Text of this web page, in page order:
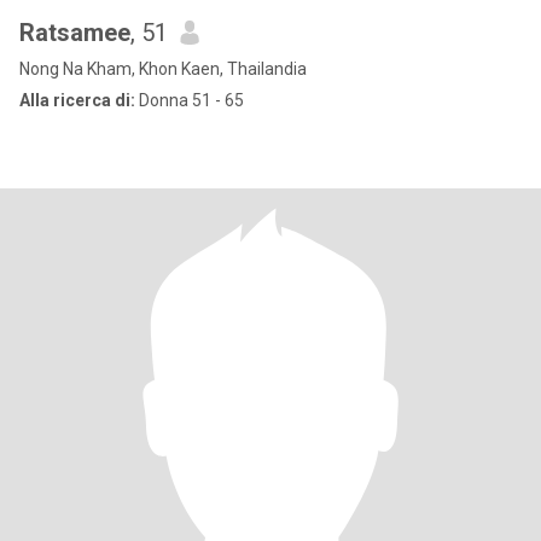
Ratsamee, 51
Nong Na Kham, Khon Kaen, Thailandia
Alla ricerca di: Donna 51 - 65